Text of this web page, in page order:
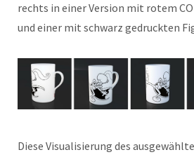
rechts in einer Version mit rotem
und einer mit schwarz gedruckten
Diese Visualisierung des